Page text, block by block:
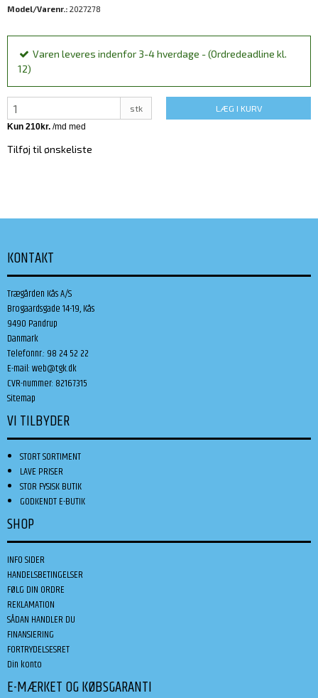
Model/Varenr.: 2027278
Varen leveres indenfor 3-4 hverdage - (Ordredeadline kl.
12)
stk LÆG I KURV
Tilføj til ønskeliste
KONTAKT
Trægården Kås A/S
Brogaardsgade 14-19, Kås
9490 Pandrup
Danmark
Telefonnr.: 98 24 52 22
E-mail:web@tgk.dk
CVR-nummer: 82167315
Sitemap
VI TILBYDER
STORT SORTIMENT
LAVE PRISER
STOR FYSISK BUTIK
GODKENDT E-BUTIK
SHOP
INFO SIDER
HANDELSBETINGELSER
FØLG DIN ORDRE
REKLAMATION
SÅDAN HANDLER DU
FINANSIERING
FORTRYDELSESRET
Din konto
E-MÆRKET OG KØBSGARANTI